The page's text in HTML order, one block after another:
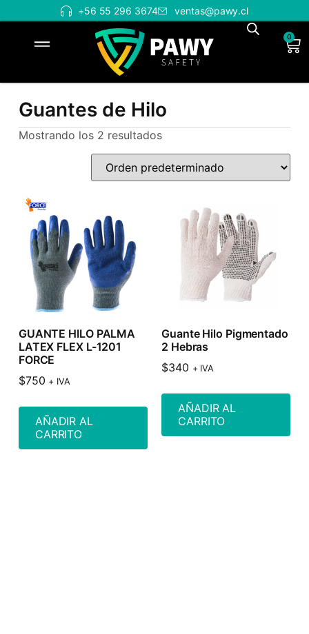
+56 55 296 3674 ventas@pawy.cl
0
Guantes de Hilo
Mostrando los 2 resultados
GUANTE HILO PALMA
LATEX FLEX L-1201
FORCE
$750 + IVA
AÑADIR AL
CARRITO
Guante Hilo Pigmentado
2 Hebras
$340 + IVA
AÑADIR AL
CARRITO